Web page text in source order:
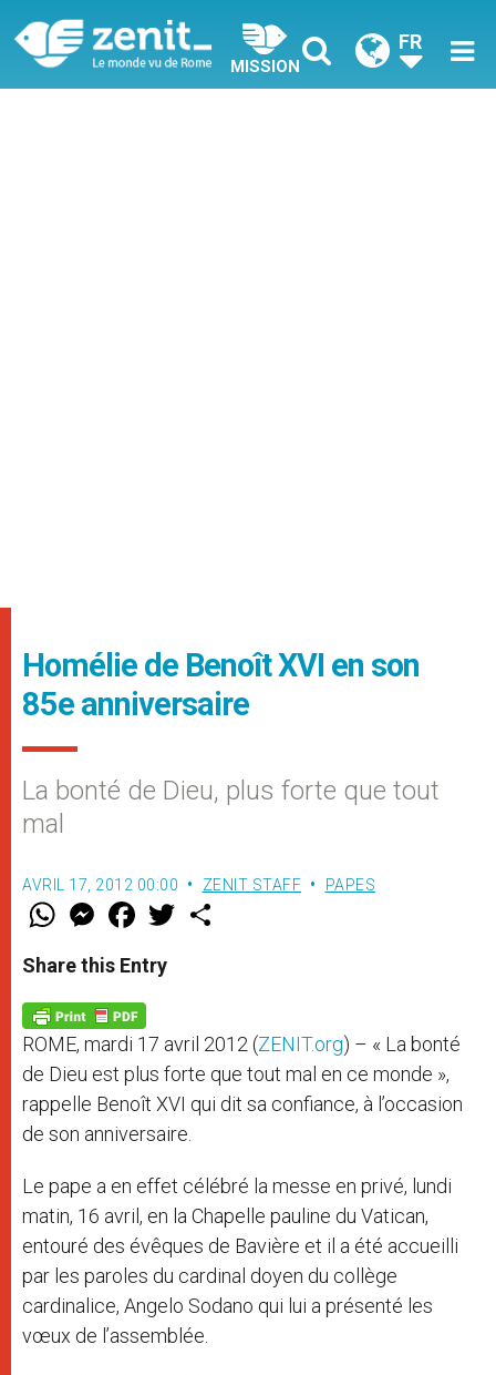
MISSION
FR
Homélie de Benoît XVI en son
85e anniversaire
La bonté de Dieu, plus forte que tout
mal
AVRIL 17, 2012 00:00 ZENIT STAFF PAPES
W
t
s
p
p
M
e
s
e
g
e
r
F
a
e
b
o
k
w
Share this Entry
ROME, mardi 17 avril 2012 (ZENIT.org) – « La bonté
de Dieu est plus forte que tout mal en ce monde »,
rappelle Benoît XVI qui dit sa confiance, à l’occasion
de son anniversaire.
Le pape a en effet célébré la messe en privé, lundi
matin, 16 avril, en la Chapelle pauline du Vatican,
entouré des évêques de Bavière et il a été accueilli
par les paroles du cardinal doyen du collège
cardinalice, Angelo Sodano qui lui a présenté les
vœux de l’assemblée.